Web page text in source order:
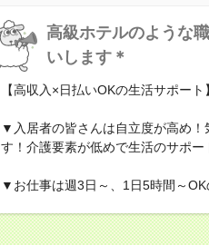
高級ホテルのような
いします＊
【高収入×日払いOKの生活サポート】
▼入居者の皆さんは自立度が高め！
す！介護要素が低めで生活のサポー
▼お仕事は週3日～、1日5時間～